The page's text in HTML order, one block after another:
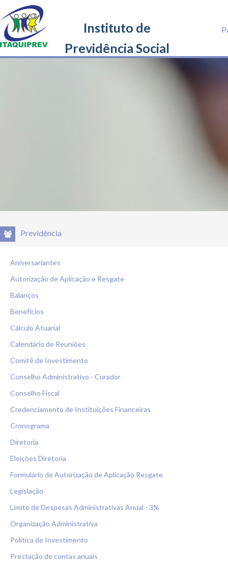
Instituto de
Previdência Social
dos Servidores
Previdência
Aniversariantes
Autorização de Aplicação e Resgate
Balanços
Benefícios
Cálculo Atuarial
Calendário de Reuniões
Comitê de Investimento
Conselho Administrativo - Curador
Conselho Fiscal
Credenciamento de Instituições Financeiras
Cronograma
Diretoria
Eleições Diretoria
Formulário de Autorização de Aplicação Resgate
Legislação
Limite de Despesas Administrativas Anual - 3%
Organização Administrativa
Política de Investimento
Prestação de contas anuais